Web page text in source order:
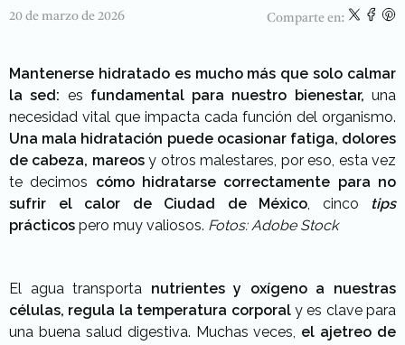
20 de marzo de 2026 Comparte en:
Mantenerse hidratado es mucho más que solo calmar
la sed: es fundamental para nuestro bienestar, una
necesidad vital que impacta cada función del organismo.
Una mala hidratación puede ocasionar fatiga, dolores
de cabeza, mareosy otros malestares, por eso, esta vez
te decimos cómo hidratarse correctamente para no
sufrir el calor de Ciudad de México , cinco
tips
prácticos pero muy valiosos. Fotos: Adobe Stock
El agua transporta nutrientes y oxígeno a nuestras
células, regula la temperatura corporaly es clave para
una buena salud digestiva. Muchas veces, el ajetreo de